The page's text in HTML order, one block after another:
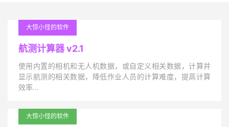
大惊小怪的软件
航测计算器 v2.1
使用内置的相机和无人机数据，或自定义相关数据，计算并
显示航测的相关数据，降低作业人员的计算难度，提高计算
效率…
大惊小怪的软件